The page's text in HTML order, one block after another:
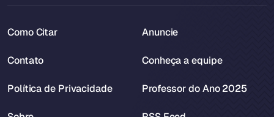
Como Citar
Contato
Política de Privacidade
Anuncie
Conheça a equipe
Professor do Ano 2025